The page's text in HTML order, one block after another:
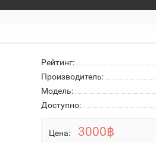
Рейтинг:
Производитель:
Модель:
Доступно:
Цена: 3000฿